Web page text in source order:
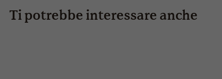
Ti potrebbe interessare anche